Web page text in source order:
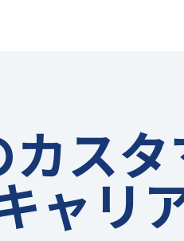
ス
ャリ